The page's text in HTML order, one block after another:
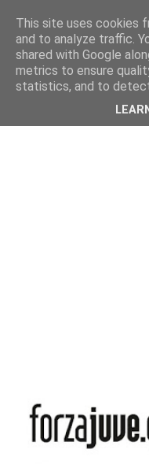
This site uses cookies
and to analyze traffic.
shared with Google
metrics to ensure
statistics, and to